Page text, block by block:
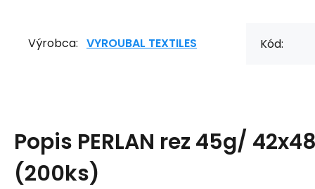
Výrobca: VYROUBAL TEXTILES Kód:
Popis PERLAN rez 45g/
(200ks)